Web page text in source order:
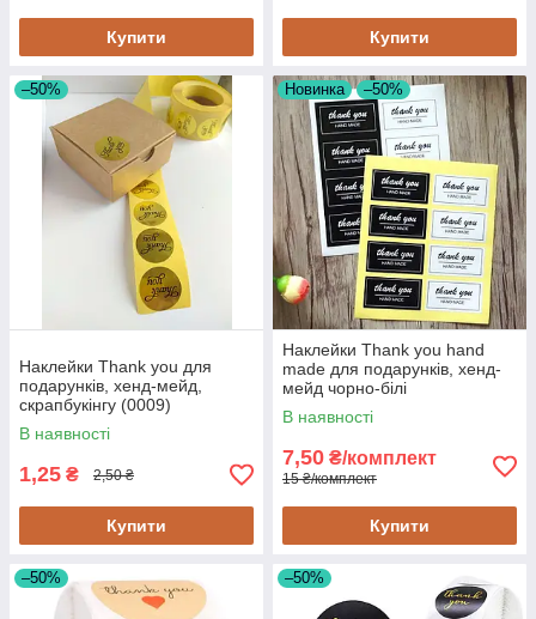
Купити Купити
–50%
Наклейки Thank you для
подарунків, хенд-мейд,
скрапбукінгу (0009)
В наявності
1,25 ₴ 2,50 ₴
Купити
Новинка –50%
Наклейки Thank you hand
made для подарунків, хенд-
мейд чорно-білі
В наявності
7,50 ₴/комплект
15 ₴/комплект
Купити
–50% –50%